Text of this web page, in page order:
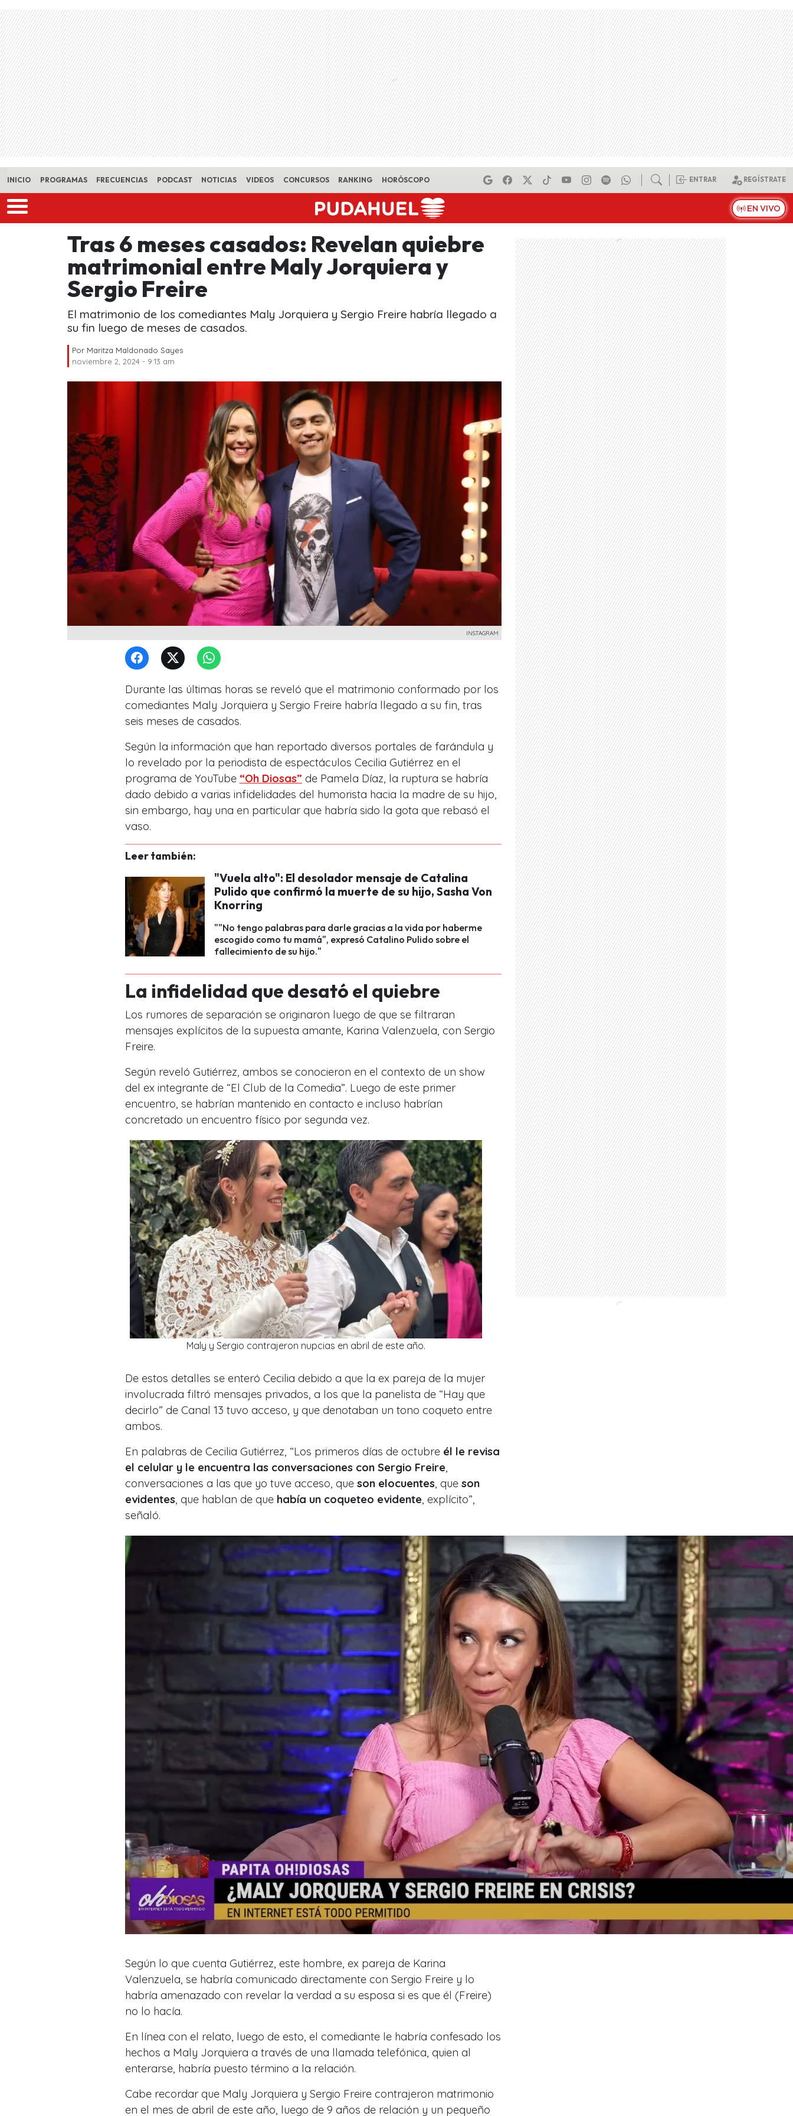
Skip to main content
INICIO PROGRAMAS FRECUENCIAS PODCAST NOTICIAS VIDEOS CONCURSOS RANKING HORÓSCOPO ENTRAR REGÍSTRATE
EN VIVO
Tras 6 meses casados: Revelan quiebre
matrimonial entre Maly Jorquiera y
Sergio Freire
El matrimonio de los comediantes Maly Jorquiera y Sergio Freire habría llegado a
su fin luego de meses de casados.
Por Maritza Maldonado Sayes
noviembre 2, 2024 - 9:13 am
INSTAGRAM
Durante las últimas horas se reveló que el matrimonio conformado por los
comediantes Maly Jorquiera y Sergio Freire habría llegado a su fin, tras
seis meses de casados.
Según la información que han reportado diversos portales de farándula y
lo revelado por la periodista de espectáculos Cecilia Gutiérrez en el
programa de YouTube “Oh Diosas” de Pamela Díaz, la ruptura se habría
dado debido a varias infidelidades del humorista hacia la madre de su hijo,
sin embargo, hay una en particular que habría sido la gota que rebasó el
vaso.
Leer también:
"Vuela alto": El desolador mensaje de Catalina
Pulido que confirmó la muerte de su hijo, Sasha Von
Knorring
""No tengo palabras para darle gracias a la vida por haberme
escogido como tu mamá", expresó Catalino Pulido sobre el
fallecimiento de su hijo."
La infidelidad que desató el quiebre
Los rumores de separación se originaron luego de que se filtraran
mensajes explícitos de la supuesta amante, Karina Valenzuela, con Sergio
Freire.
Según reveló Gutiérrez, ambos se conocieron en el contexto de un show
del ex integrante de “El Club de la Comedia”. Luego de este primer
encuentro, se habrían mantenido en contacto e incluso habrían
concretado un encuentro físico por segunda vez.
Maly y Sergio contrajeron nupcias en abril de este año.
De estos detalles se enteró Cecilia debido a que la ex pareja de la mujer
involucrada filtró mensajes privados, a los que la panelista de “Hay que
decirlo” de Canal 13 tuvo acceso, y que denotaban un tono coqueto entre
ambos.
En palabras de Cecilia Gutiérrez, “Los primeros días de octubre él le revisa
el celular y le encuentra las conversaciones con Sergio Freire
conversaciones a las que yo tuve acceso, que son elocuentes , que son
evidentes , que hablan de que había un coqueteo evidente , explícito”,
señaló.
Según lo que cuenta Gutiérrez, este hombre, ex pareja de Karina
Valenzuela, se habría comunicado directamente con Sergio Freire y lo
habría amenazado con revelar la verdad a su esposa si es que él (Freire)
no lo hacía.
En línea con el relato, luego de esto, el comediante le habría confesado los
hechos a Maly Jorquiera a través de una llamada telefónica, quien al
enterarse, habría puesto término a la relación.
Cabe recordar que Maly Jorquiera y Sergio Freire contrajeron matrimonio
en el mes de abril de este año, luego de 9 años de relación y un pequeño